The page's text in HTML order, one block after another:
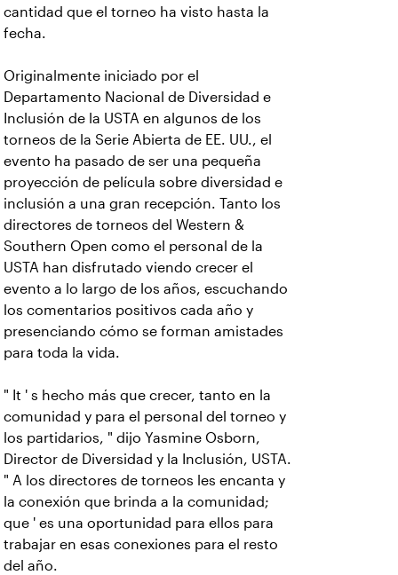
cantidad que el torneo ha visto hasta la
fecha.
Originalmente iniciado por el
Departamento Nacional de Diversidad e
Inclusión de la USTA en algunos de los
torneos de la Serie Abierta de EE. UU., el
evento ha pasado de ser una pequeña
proyección de película sobre diversidad e
inclusión a una gran recepción. Tanto los
directores de torneos del Western &
Southern Open como el personal de la
USTA han disfrutado viendo crecer el
evento a lo largo de los años, escuchando
los comentarios positivos cada año y
presenciando cómo se forman amistades
para toda la vida.
" It ' s hecho más que crecer, tanto en la
comunidad y para el personal del torneo y
los partidarios, " dijo Yasmine Osborn,
Director de Diversidad y la Inclusión, USTA.
" A los directores de torneos les encanta y
la conexión que brinda a la comunidad;
que ' es una oportunidad para ellos para
trabajar en esas conexiones para el resto
del año.